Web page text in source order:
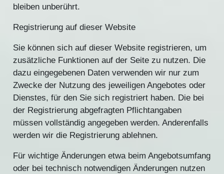
bleiben unberührt.
Registrierung auf dieser Website
Sie können sich auf dieser Website registrieren, um
zusätzliche Funktionen auf der Seite zu nutzen. Die
dazu eingegebenen Daten verwenden wir nur zum
Zwecke der Nutzung des jeweiligen Angebotes oder
Dienstes, für den Sie sich registriert haben. Die bei
der Registrierung abgefragten Pflichtangaben
müssen vollständig angegeben werden. Anderenfalls
werden wir die Registrierung ablehnen.
Für wichtige Änderungen etwa beim Angebotsumfang
oder bei technisch notwendigen Änderungen nutzen